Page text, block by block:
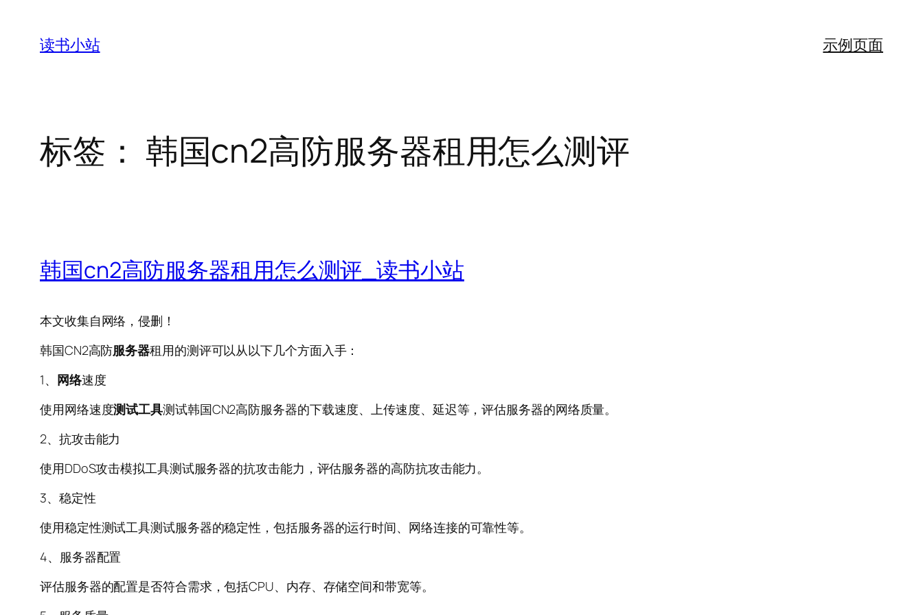
读书小站 示例页面
标签： 韩国cn2高防服务器租用怎么测评
韩国cn2高防服务器租用怎么测评_读书小站
本文收集自网络，侵删！
韩国CN2高防服务器租用的测评可以从以下几个方面入手：
1、 网络速度
使用网络速度测试工具测试韩国CN2高防服务器的下载速度、上传速度、延迟等，评估服务器的网络质量。
2、抗攻击能力
使用DDoS攻击模拟工具测试服务器的抗攻击能力，评估服务器的高防抗攻击能力。
3、稳定性
使用稳定性测试工具测试服务器的稳定性，包括服务器的运行时间、网络连接的可靠性等。
4、服务器配置
评估服务器的配置是否符合需求，包括CPU、内存、存储空间和带宽等。